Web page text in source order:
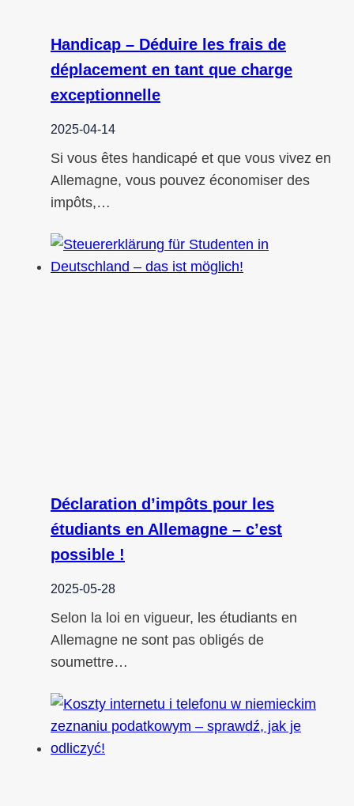
Handicap – Déduire les frais de
déplacement en tant que charge
exceptionnelle
2025-04-14
Si vous êtes handicapé et que vous vivez en
Allemagne, vous pouvez économiser des
impôts,…
Déclaration d’impôts pour les
étudiants en Allemagne – c’est
possible !
2025-05-28
Selon la loi en vigueur, les étudiants en
Allemagne ne sont pas obligés de
soumettre…